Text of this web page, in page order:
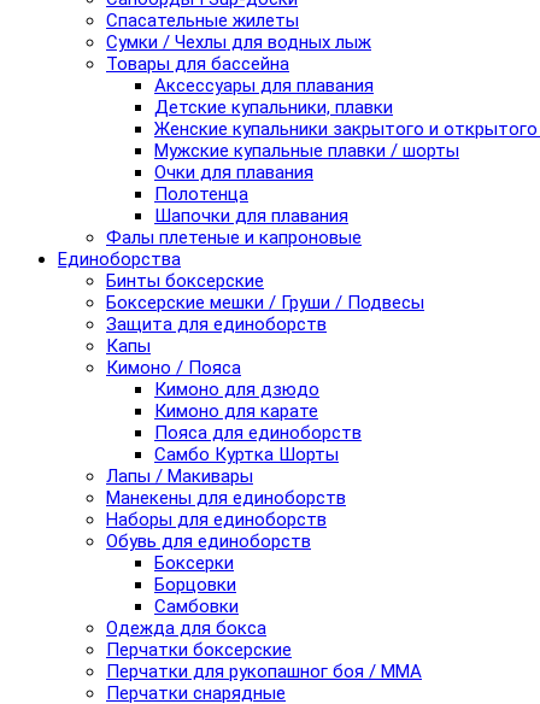
Спасательные жилеты
Сумки / Чехлы для водных лыж
Товары для бассейна
Аксессуары для плавания
Детские купальники, плавки
Женские купальники закрытого и
Мужские купальные плавки / шорты
Очки для плавания
Полотенца
Шапочки для плавания
Фалы плетеные и капроновые
Единоборства
Бинты боксерские
Боксерские мешки / Груши / Подвесы
Защита для единоборств
Капы
Кимоно / Пояса
Кимоно для дзюдо
Кимоно для карате
Пояса для единоборств
Самбо Куртка Шорты
Лапы / Макивары
Манекены для единоборств
Наборы для единоборств
Обувь для единоборств
Боксерки
Борцовки
Самбовки
Одежда для бокса
Перчатки боксерские
Перчатки для рукопашног боя / ММА
Перчатки снарядные